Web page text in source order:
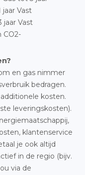
jaar Vast
jaar Vast
CO2-
en gas nimmer
bedragen.
kosten.
leveringskosten).
klantenservice
je ook altijd
in de regio (bijv.
via de